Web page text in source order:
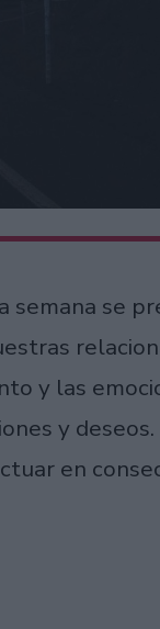
semana se
y las
y
en